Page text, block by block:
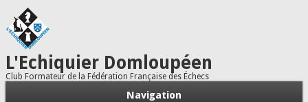
L'Echiquier Domloupéen
Club Formateur de la Fédération Française des Échecs
Navigation